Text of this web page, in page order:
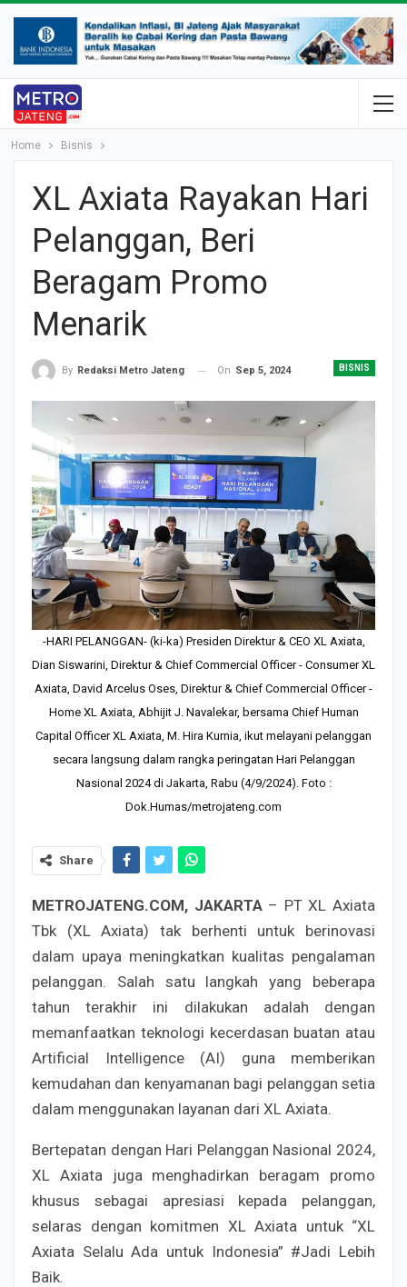
Home Bisnis
XL Axiata Rayakan Hari
Pelanggan, Beri
Beragam Promo
Menarik
BISNIS
By Redaksi Metro Jateng On Sep 5, 2024
-HARI PELANGGAN- (ki-ka) Presiden Direktur & CEO XL Axiata,
Dian Siswarini, Direktur & Chief Commercial Officer - Consumer XL
Axiata, David Arcelus Oses, Direktur & Chief Commercial Officer -
Home XL Axiata, Abhijit J. Navalekar, bersama Chief Human
Capital Officer XL Axiata, M. Hira Kurnia, ikut melayani pelanggan
secara langsung dalam rangka peringatan Hari Pelanggan
Nasional 2024 di Jakarta, Rabu (4/9/2024). Foto :
Dok.Humas/metrojateng.com
Share
METROJATENG.COM, JAKARTA– PT XL Axiata
Tbk (XL Axiata) tak berhenti untuk berinovasi
dalam upaya meningkatkan kualitas pengalaman
pelanggan. Salah satu langkah yang beberapa
tahun terakhir ini dilakukan adalah dengan
memanfaatkan teknologi kecerdasan buatan atau
Artificial Intelligence (AI) guna memberikan
kemudahan dan kenyamanan bagi pelanggan setia
dalam menggunakan layanan dari XL Axiata.
Bertepatan dengan Hari Pelanggan Nasional 2024,
XL Axiata juga menghadirkan beragam promo
khusus sebagai apresiasi kepada pelanggan,
selaras dengan komitmen XL Axiata untuk “XL
Axiata Selalu Ada untuk Indonesia” #Jadi Lebih
Baik.